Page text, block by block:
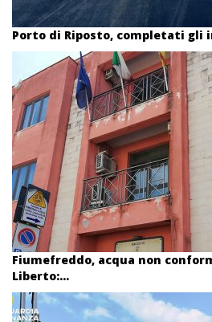
Porto di Riposto, completati gli
Fiumefreddo, acqua non
Liberto:...